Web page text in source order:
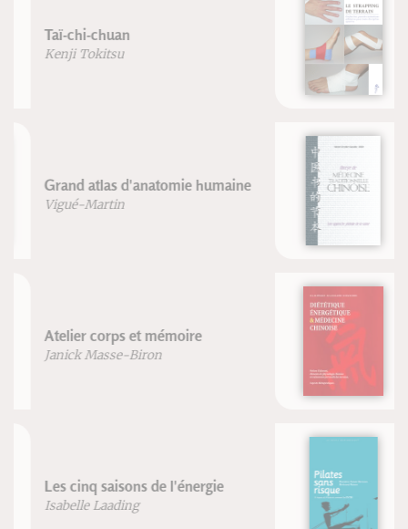
Abrégé de médecine traditionnelle
chinoise
Ebook : Diététique énergétique et
médecine chinoise
Pilates sans risque
Blandine Calais-Germain